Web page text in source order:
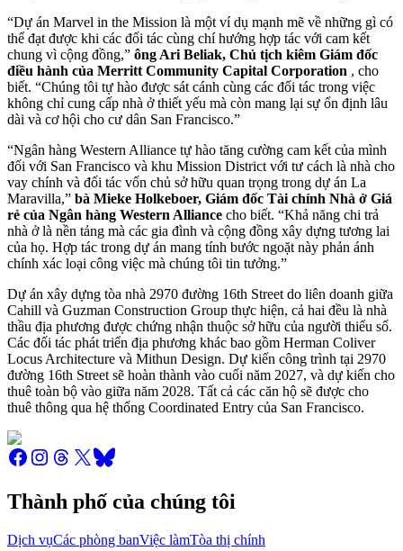
“Dự án Marvel in the Mission là một ví dụ mạnh mẽ về những gì có
thể đạt được khi các đối tác cùng chí hướng hợp tác với cam kết
chung vì cộng đồng,” ông Ari Beliak, Chủ tịch kiêm Giám đốc
điều hành của Merritt Community Capital Corporation , cho
biết. “Chúng tôi tự hào được sát cánh cùng các đối tác trong việc
không chỉ cung cấp nhà ở thiết yếu mà còn mang lại sự ổn định lâu
dài và cơ hội cho cư dân San Francisco.”
“Ngân hàng Western Alliance tự hào tăng cường cam kết của mình
đối với San Francisco và khu Mission District với tư cách là nhà cho
vay chính và đối tác vốn chủ sở hữu quan trọng trong dự án La
Maravilla,” bà Mieke Holkeboer, Giám đốc Tài chính Nhà ở Giá
rẻ của Ngân hàng Western Alliance cho biết. “Khả năng chi trả
nhà ở là nền tảng mà các gia đình và cộng đồng xây dựng tương lai
của họ. Hợp tác trong dự án mang tính bước ngoặt này phản ánh
chính xác loại công việc mà chúng tôi tin tưởng.”
Dự án xây dựng tòa nhà 2970 đường 16th Street do liên doanh giữa
Cahill và Guzman Construction Group thực hiện, cả hai đều là nhà
thầu địa phương được chứng nhận thuộc sở hữu của người thiểu số.
Các đối tác phát triển địa phương khác bao gồm Herman Coliver
Locus Architecture và Mithun Design. Dự kiến ​​công trình tại 2970
đường 16th Street sẽ hoàn thành vào cuối năm 2027, và dự kiến ​​cho
thuê toàn bộ vào giữa năm 2028. Tất cả các căn hộ sẽ được cho
thuê thông qua hệ thống Coordinated Entry của San Francisco.
Thành phố của chúng tôi
Dịch vụCác phòng banViệc làmTòa thị chính